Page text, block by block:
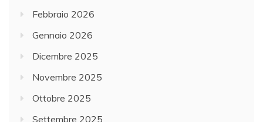
Febbraio 2026
Gennaio 2026
Dicembre 2025
Novembre 2025
Ottobre 2025
Settembre 2025